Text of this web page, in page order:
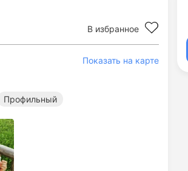
В избранное
Показать на карте
Профильный